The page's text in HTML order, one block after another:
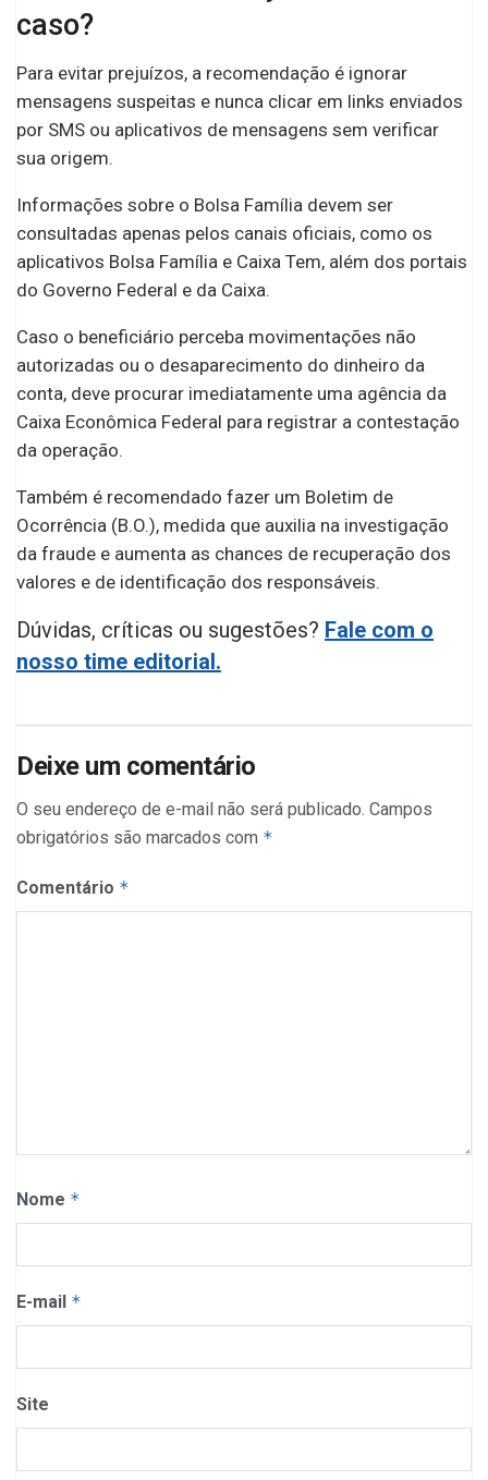
caso?
Para evitar prejuízos, a recomendação é ignorar
mensagens suspeitas e nunca clicar em links enviados
por SMS ou aplicativos de mensagens sem verificar
sua origem.
Informações sobre o Bolsa Família devem ser
consultadas apenas pelos canais oficiais, como os
aplicativos Bolsa Família e Caixa Tem, além dos portais
do Governo Federal e da Caixa.
Caso o beneficiário perceba movimentações não
autorizadas ou o desaparecimento do dinheiro da
conta, deve procurar imediatamente uma agência da
Caixa Econômica Federal para registrar a contestação
da operação.
Também é recomendado fazer um Boletim de
Ocorrência (B.O.), medida que auxilia na investigação
da fraude e aumenta as chances de recuperação dos
valores e de identificação dos responsáveis.
Dúvidas, críticas ou sugestões? Fale com o
nosso time editorial.
Deixe um comentário
O seu endereço de e-mail não será publicado. Campos
obrigatórios são marcados com *
Comentário *
Nome *
E-mail *
Site